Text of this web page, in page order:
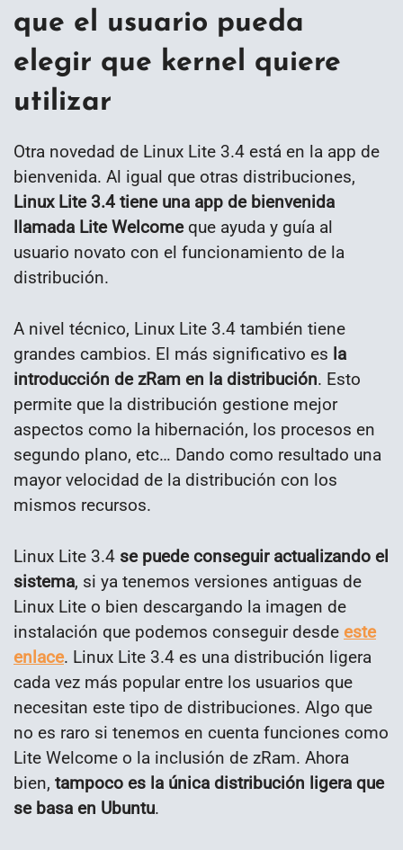
que el usuario pueda
elegir que kernel quiere
utilizar
Otra novedad de Linux Lite 3.4 está en la app de
bienvenida. Al igual que otras distribuciones,
Linux Lite 3.4 tiene una app de bienvenida
llamada Lite Welcomeque ayuda y guía al
usuario novato con el funcionamiento de la
distribución.
A nivel técnico, Linux Lite 3.4 también tiene
grandes cambios. El más significativo es la
introducción de zRam en la distribución. Esto
permite que la distribución gestione mejor
aspectos como la hibernación, los procesos en
segundo plano, etc… Dando como resultado una
mayor velocidad de la distribución con los
mismos recursos.
Linux Lite 3.4 se puede conseguir actualizando el
sistema, si ya tenemos versiones antiguas de
Linux Lite o bien descargando la imagen de
instalación que podemos conseguir desde este
enlace. Linux Lite 3.4 es una distribución ligera
cada vez más popular entre los usuarios que
necesitan este tipo de distribuciones. Algo que
no es raro si tenemos en cuenta funciones como
Lite Welcome o la inclusión de zRam. Ahora
bien, tampoco es la única distribución ligera que
se basa en Ubuntu.